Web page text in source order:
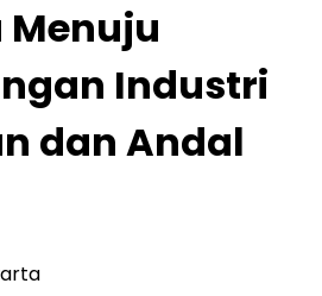
Menuju
Industri
dan Andal